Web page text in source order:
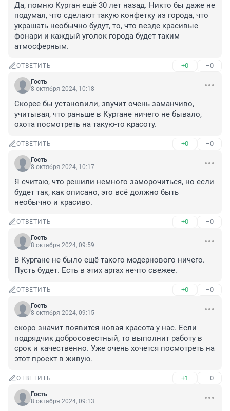
Да, помню Курган ещё 30 лет назад. Никто бы даже не
подумал, что сделают такую конфетку из города, что
украшать необычно будут, то, что везде красивые
фонари и каждый уголок города будет таким
атмосферным.
ОТВЕТИТЬ +0 –0
Гость
8 октября 2024, 10:18
Скорее бы установили, звучит очень заманчиво,
учитывая, что раньше в Кургане ничего не бывало,
охота посмотреть на такую-то красоту.
ОТВЕТИТЬ +0 –0
Гость
8 октября 2024, 10:17
Я считаю, что решили немного заморочиться, но если
будет так, как описано, это всё должно быть
необычно и красиво.
ОТВЕТИТЬ +0 –0
Гость
8 октября 2024, 09:59
В Кургане не было ещё такого модернового ничего.
Пусть будет. Есть в этих артах нечто свежее.
ОТВЕТИТЬ +0 –0
Гость
8 октября 2024, 09:15
скоро значит появится новая красота у нас. Если
подрядчик добросовестный, то выполнит работу в
срок и качественно. Уже очень хочется посмотреть на
этот проект в живую.
ОТВЕТИТЬ +1 –0
Гость
8 октября 2024, 09:13